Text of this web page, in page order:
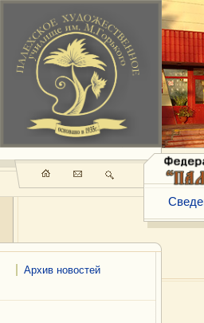
Архив новостей